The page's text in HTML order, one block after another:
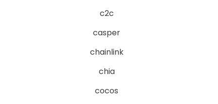
c2c
casper
chainlink
chia
cocos